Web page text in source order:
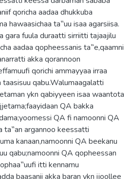
qoricha aadaa dhukkuba
hawaasichaa ta‟uu isaa agarsiisa.
gara fuula duraatti sirriitti tajaajilu
aadaa qopheessanis ta‟e,qaamni
akka qorannoon
qorichi ammayyaa irraa
taasisuu qabu.Walumaagalatti
ykn qabiyyeen isaa waantota
QA bakka
QA fi namoonni QA
ta‟an argannoo keessatti
kanaan,namoonni QA beekanu
qabu;namoonni QA qopheessan
itti kennamu
baasanii akka baran ykn ijoollee